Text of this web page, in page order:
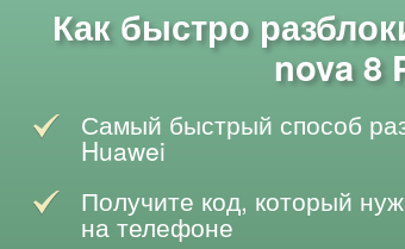
Как быстро
nova 8
Самый быстрый способ
Huawei
Получите код, который
на телефоне